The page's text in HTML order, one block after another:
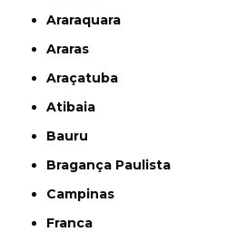
Araraquara
Araras
Araçatuba
Atibaia
Bauru
Bragança Paulista
Campinas
Franca